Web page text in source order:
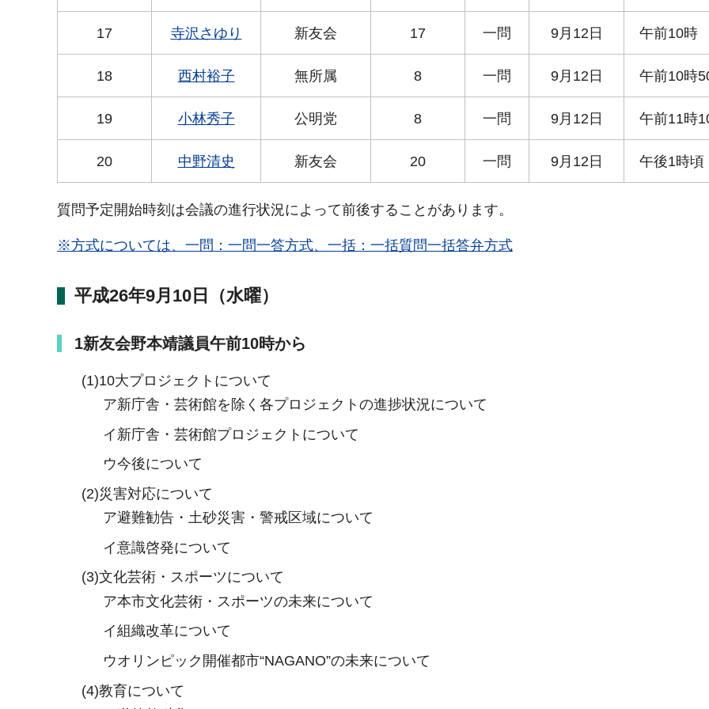
17 寺沢さゆり 新友会 17 一問 9月12日 午前10時
18 西村裕子 無所属 8 一問 9月12日 午前10時
19 小林秀子 公明党 8 一問 9月12日 午前11時
20 中野清史 新友会 20 一問 9月12日 午後1時頃
質問予定開始時刻は会議の進行状況によって前後することがあります。
※方式については、一問：一問一答方式、一括：一括質問一括答弁方式
平成26年9月10日（水曜）
1新友会野本靖議員午前10時から
(1)10大プロジェクトについて
ア新庁舎・芸術館を除く各プロジェクトの進捗状況について
イ新庁舎・芸術館プロジェクトについて
ウ今後について
(2)災害対応について
ア避難勧告・土砂災害・警戒区域について
イ意識啓発について
(3)文化芸術・スポーツについて
ア本市文化芸術・スポーツの未来について
イ組織改革について
ウオリンピック開催都市“NAGANO”の未来について
(4)教育について